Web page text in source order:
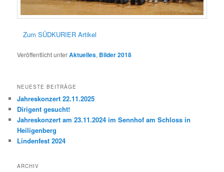
Zum SÜDKURIER Artikel
Veröffentlicht unterAktuelles, Bilder 2018
NEUESTE BEITRÄGE
Jahreskonzert 22.11.2025
Dirigent gesucht!
Jahreskonzert am 23.11.2024 im Sennhof am Schloss in
Heiligenberg
Lindenfest 2024
ARCHIV